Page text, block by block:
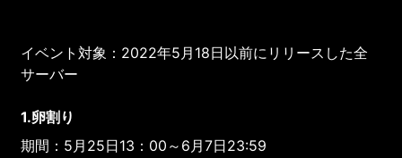
イベント対象：2022年5月18日以前にリリースした全
サーバー
1.卵割り
期間：5月25日13：00～6月7日23:59